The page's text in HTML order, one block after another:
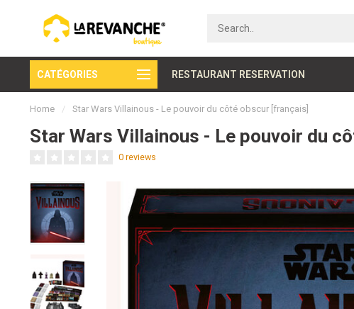
CATÉGORIES RESTAURANT RESERVATION
Secure payment
Home / Star Wars Villainous - Le pouvoir du côté obscur [français]
Star Wars Villainous - Le pouvoir du
0 reviews